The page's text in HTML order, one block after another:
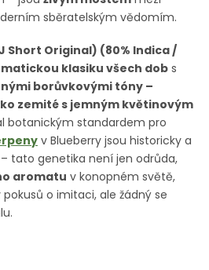
sběratelským vědomím.
Short Original) (80% Indica /
klasiku všech dobs
borůvkovými tóny –
zemité s jemným květinovým
botanickým standardem pro
v Blueberry jsou historicky a
– tato genetika není jen odrůda,
aromatu v konopném světě,
o imitaci, ale žádný se